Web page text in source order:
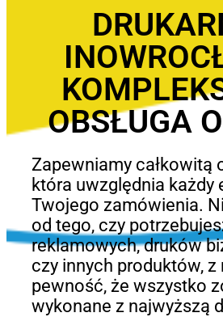
OBSŁUGA
Zapewniamy całkowitą
która uwzględnia każdy
Twojego zamówienia.
od tego, czy
reklamowych, druków
czy innych produktów, z
pewność, że wszystko
wykonane z najwyższą